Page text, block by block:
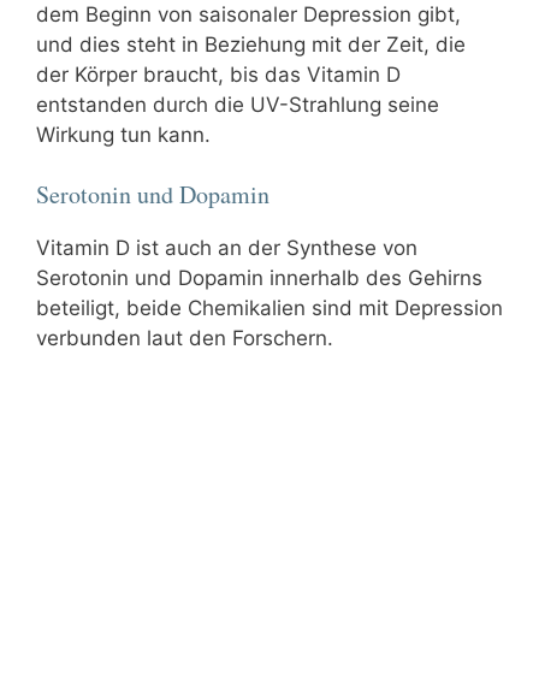
dem Beginn von saisonaler Depression gibt,
und dies steht in Beziehung mit der Zeit, die
der Körper braucht, bis das Vitamin D
entstanden durch die UV-Strahlung seine
Wirkung tun kann.
Serotonin und Dopamin
Vitamin D ist auch an der Synthese von
Serotonin und Dopamin innerhalb des Gehirns
beteiligt, beide Chemikalien sind mit Depression
verbunden laut den Forschern.